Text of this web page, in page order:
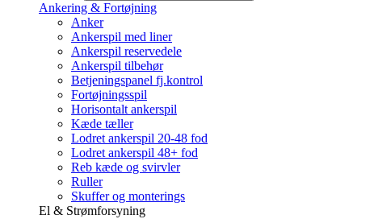
Ankering & Fortøjning
Anker
Ankerspil med liner
Ankerspil reservedele
Ankerspil tilbehør
Betjeningspanel fj.kontrol
Fortøjningsspil
Horisontalt ankerspil
Kæde tæller
Lodret ankerspil 20-48 fod
Lodret ankerspil 48+ fod
Reb kæde og svirvler
Ruller
Skuffer og monterings
El & Strømforsyning